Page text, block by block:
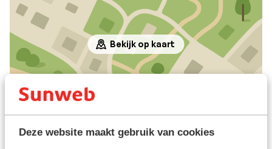
Deze website maakt gebruik van cookies
Bekijk op kaart
In de buurt
Afstand tot strand circa 1,6 kilometer